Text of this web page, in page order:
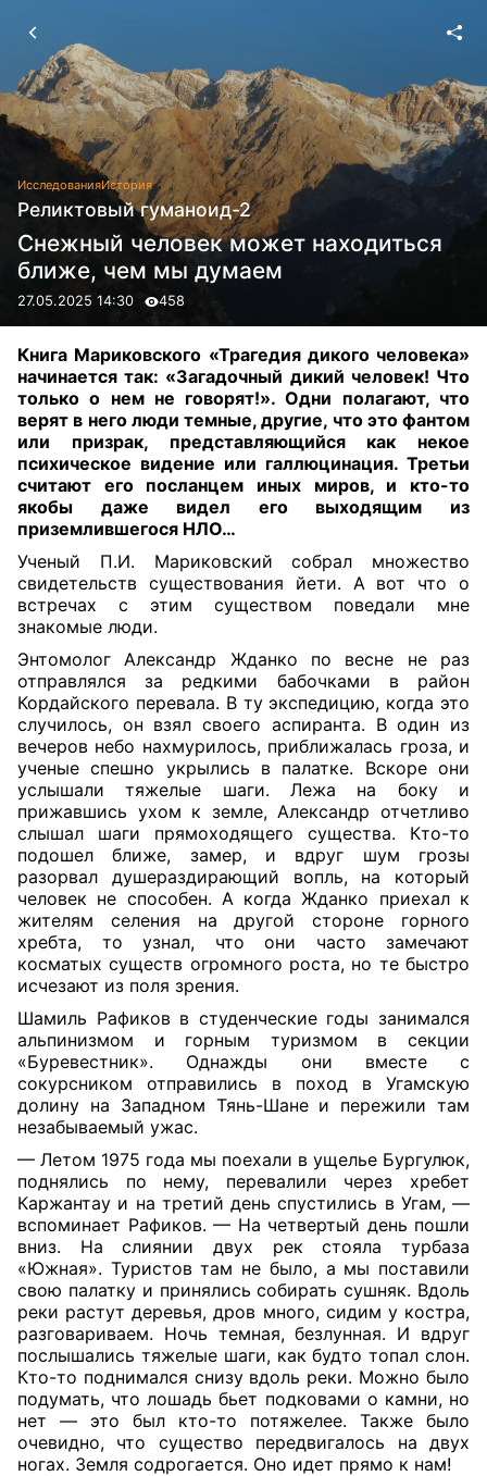
ИсследованияИстория
Реликтовый гуманоид-2
Снежный человек может находиться
ближе, чем мы думаем
27.05.2025 14:30 458
Книга Мариковского «Трагедия дикого человека»
начинается так: «Загадочный дикий человек! Что
только о нем не говорят!». Одни полагают, что
верят в него люди темные, другие, что это фантом
или призрак, представляющийся как некое
психическое видение или галлюцинация. Третьи
считают его посланцем иных миров, и кто-то
якобы даже видел его выходящим из
приземлившегося НЛО…
Ученый П.И. Мариковский собрал множество
свидетельств существования йети. А вот что о
встречах с этим существом поведали мне
знакомые люди.
Энтомолог Александр Жданко по весне не раз
отправлялся за редкими бабочками в район
Кордайского перевала. В ту экспедицию, когда это
случилось, он взял своего аспиранта. В один из
вечеров небо нахмурилось, приближалась гроза, и
ученые спешно укрылись в палатке. Вскоре они
услышали тяжелые шаги. Лежа на боку и
прижавшись ухом к земле, Александр отчетливо
слышал шаги прямоходящего существа. Кто-то
подошел ближе, замер, и вдруг шум грозы
разорвал душераздирающий вопль, на который
человек не способен. А когда Жданко приехал к
жителям селения на другой стороне горного
хребта, то узнал, что они часто замечают
косматых существ огромного роста, но те быстро
исчезают из поля зрения.
Шамиль Рафиков в студенческие годы занимался
альпинизмом и горным туризмом в секции
«Буревестник». Однажды они вместе с
сокурсником отправились в поход в Угамскую
долину на Западном Тянь-Шане и пережили там
незабываемый ужас.
— Летом 1975 года мы поехали в ущелье Бургулюк,
поднялись по нему, перевалили через хребет
Каржантау и на третий день спустились в Угам, —
вспоминает Рафиков. — На четвертый день пошли
вниз. На слиянии двух рек стояла турбаза
«Южная». Туристов там не было, а мы поставили
свою палатку и принялись собирать сушняк. Вдоль
реки растут деревья, дров много, сидим у костра,
разговариваем. Ночь темная, безлунная. И вдруг
послышались тяжелые шаги, как будто топал слон.
Кто-то поднимался снизу вдоль реки. Можно было
подумать, что лошадь бьет подковами о камни, но
нет — это был кто-то потяжелее. Также было
очевидно, что существо передвигалось на двух
ногах. Земля содрогается. Оно идет прямо к нам!